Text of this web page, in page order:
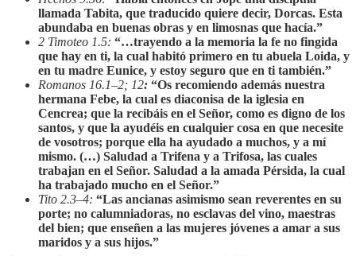
llamada Tabita, que traducido quiere decir, Dorcas. Esta
abundaba en buenas obras y en limosnas que hacía.”
2 Timoteo 1.5: “…trayendo a la memoria la fe no fingida
que hay en ti, la cual habitó primero en tu abuela Loida, y
en tu madre Eunice, y estoy seguro que en ti también.”
Romanos 16.1–2; 12: “Os recomiendo además nuestra
hermana Febe, la cual es diaconisa de la iglesia en
Cencrea; que la recibáis en el Señor, como es digno de los
santos, y que la ayudéis en cualquier cosa en que necesite
de vosotros; porque ella ha ayudado a muchos, y a mí
mismo. (…) Saludad a Trifena y a Trifosa, las cuales
trabajan en el Señor. Saludad a la amada Pérsida, la cual
ha trabajado mucho en el Señor.”
Tito 2.3–4: “Las ancianas asimismo sean reverentes en su
porte; no calumniadoras, no esclavas del vino, maestras
del bien; que enseñen a las mujeres jóvenes a amar a sus
maridos y a sus hijos.”